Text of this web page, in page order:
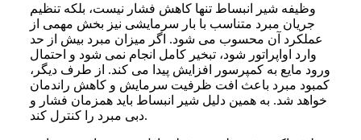
وظیفه شیر انبساط تنها کاهش فشار نیست، بلکه تنظیم
جریان مبرد متناسب با بار سرمایشی نیز بخش مهمی از
عملکرد آن محسوب می شود. اگر میزان مبرد بیش از حد
وارد اواپراتور شود، تبخیر کامل انجام نمی شود و احتمال
ورود مایع به کمپرسور افزایش پیدا می کند. از طرف دیگر،
کمبود مبرد باعث افت ظرفیت سرمایش و کاهش راندمان
خواهد شد. به همین دلیل شیر انبساط باید همزمان فشار و
دبی مبرد را کنترل کند.